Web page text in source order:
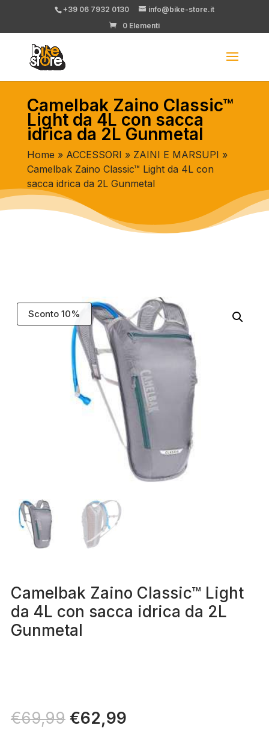
+39 06 7932 0130
info@bike-store.it
0 Elementi
Camelbak Zaino Classic™
Light da 4L con sacca
idrica da 2L Gunmetal
Home » ACCESSORI » ZAINI E MARSUPI »
Camelbak Zaino Classic™ Light da 4L con
sacca idrica da 2L Gunmetal
Sconto 10%
Camelbak Zaino Classic™ Light
da 4L con sacca idrica da 2L
Gunmetal
€69,99 Il
prezzo
€62,99Il